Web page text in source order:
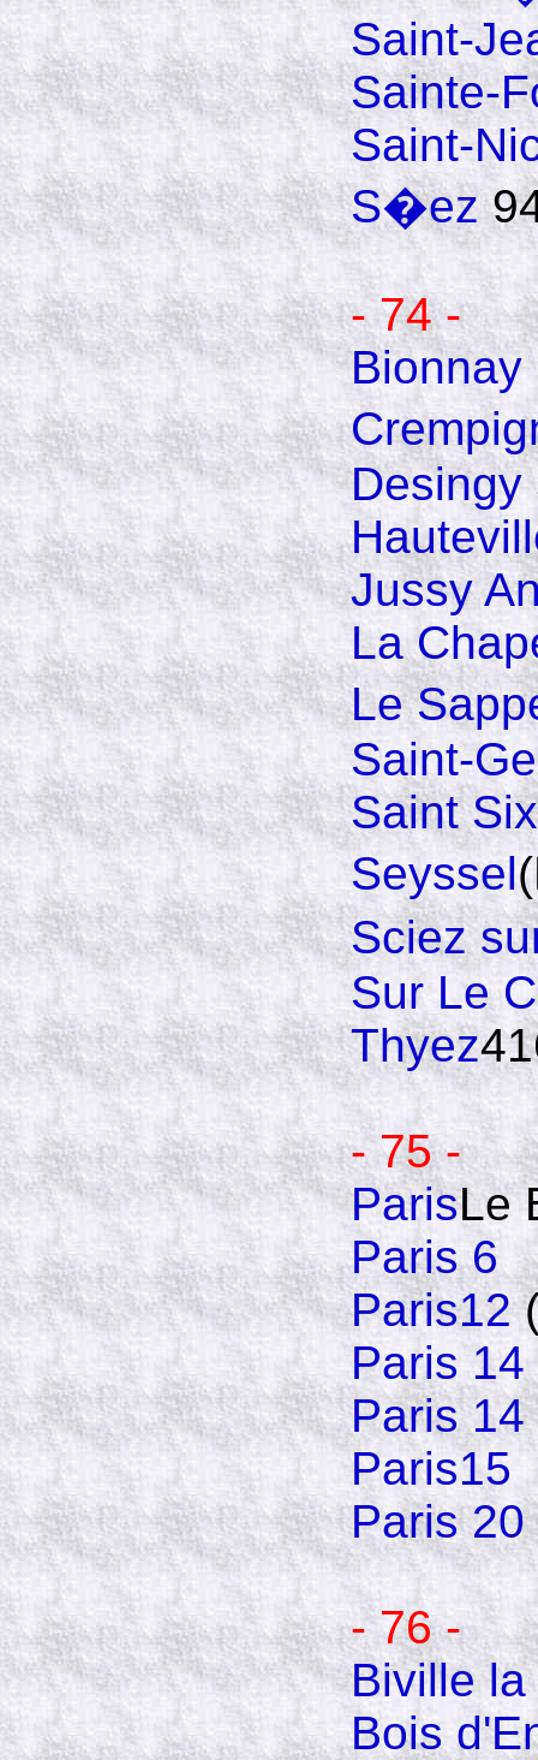
Saint-
Sainte-
Saint-
S�ez
- 74 -
Bionnay
Desingy
Jussy
La
Le
Saint-
Saint
Seyssel
Sciez
Sur Le
Thyez
- 75 -
ParisLe
Paris 6
Paris12
Paris 14
Paris 14
Paris15
Paris 20
- 76 -
Biville
Bois